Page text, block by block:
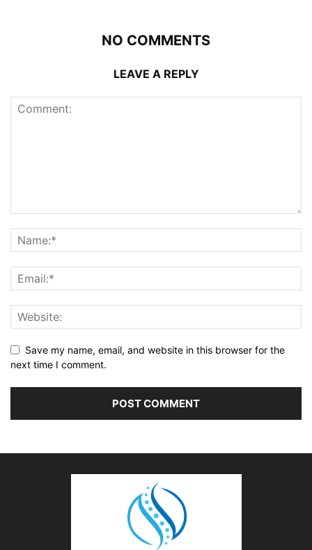
NO COMMENTS
LEAVE A REPLY
Save my name, email, and website in this browser for the
next time I comment.